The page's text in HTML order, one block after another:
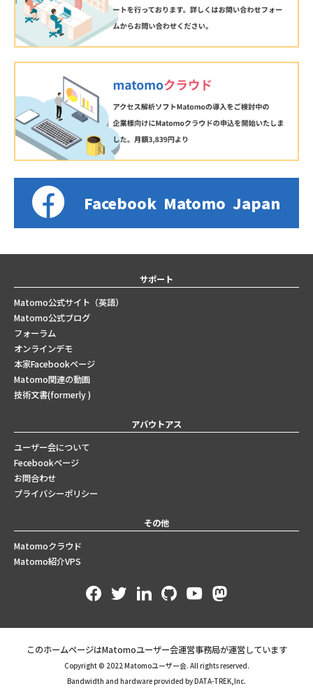
Facebook Matomo Japan
サポート
Matomo公式サイト（英語）
Matomo公式ブログ
フォーラム
オンラインデモ
本家Facebookページ
Matomo関連の動画
技術文書(formerly )
アバウトアス
ユーザー会について
Fecebookページ
お問合わせ
プライバシーポリシー
その他
Matomoクラウド
Matomo紹介VPS
このホームページはMatomoユーザー会運営事務局が運営しています
Copyright © 2022 Matomoユーザー会. All rights reserved.
Bandwidth and hardware provided by DATA-TREK,Inc.